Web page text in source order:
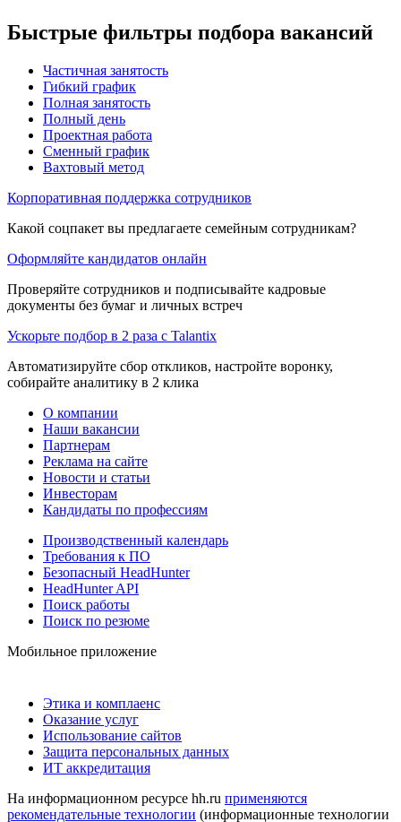
Быстрые фильтры подбора вакансий
Частичная занятость
Гибкий график
Полная занятость
Полный день
Проектная работа
Сменный график
Вахтовый метод
Корпоративная поддержка сотрудников
Какой соцпакет вы предлагаете семейным сотрудникам?
Оформляйте кандидатов онлайн
Проверяйте сотрудников и подписывайте кадровые
документы без бумаг и личных встреч
Ускорьте подбор в 2 раза с Talantix
Автоматизируйте сбор откликов, настройте воронку,
собирайте аналитику в 2 клика
О компании
Наши вакансии
Партнерам
Реклама на сайте
Новости и статьи
Инвесторам
Кандидаты по профессиям
Производственный календарь
Требования к ПО
Безопасный HeadHunter
HeadHunter API
Поиск работы
Поиск по резюме
Мобильное приложение
Этика и комплаенс
Оказание услуг
Использование сайтов
Защита персональных данных
ИТ аккредитация
На информационном ресурсе hh.ru применяются
рекомендательные технологии (информационные технологии